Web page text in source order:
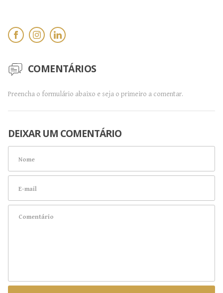
COMENTÁRIOS
Preencha o formulário abaixo e seja o primeiro a comentar.
DEIXAR UM COMENTÁRIO